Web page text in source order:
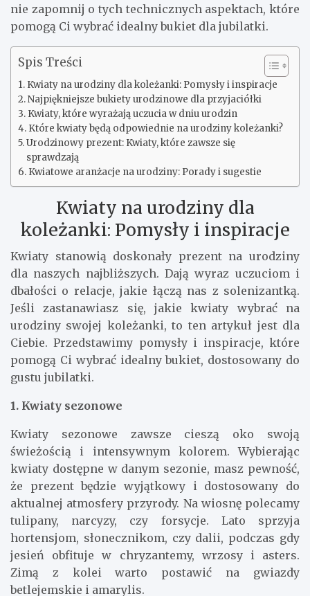
nie zapomnij o tych technicznych aspektach, które
pomogą Ci wybrać idealny bukiet dla jubilatki.
Spis Treści
Kwiaty na urodziny dla koleżanki: Pomysły i inspiracje
Najpiękniejsze bukiety urodzinowe dla przyjaciółki
Kwiaty, które wyrażają uczucia w dniu urodzin
Które kwiaty będą odpowiednie na urodziny koleżanki?
Urodzinowy prezent: Kwiaty, które zawsze się
sprawdzają
Kwiatowe aranżacje na urodziny: Porady i sugestie
Kwiaty na urodziny dla
koleżanki: Pomysły i inspiracje
Kwiaty stanowią doskonały prezent na urodziny
dla naszych najbliższych. Dają wyraz uczuciom i
dbałości o relacje, jakie łączą nas z solenizantką.
Jeśli zastanawiasz się, jakie kwiaty wybrać na
urodziny swojej koleżanki, to ten artykuł jest dla
Ciebie. Przedstawimy pomysły i inspiracje, które
pomogą Ci wybrać idealny bukiet, dostosowany do
gustu jubilatki.
1. Kwiaty sezonowe
Kwiaty sezonowe zawsze cieszą oko swoją
świeżością i intensywnym kolorem. Wybierając
kwiaty dostępne w danym sezonie, masz pewność,
że prezent będzie wyjątkowy i dostosowany do
aktualnej atmosfery przyrody. Na wiosnę polecamy
tulipany, narcyzy, czy forsycje. Lato sprzyja
hortensjom, słonecznikom, czy dalii, podczas gdy
jesień obfituje w chryzantemy, wrzosy i asters.
Zimą z kolei warto postawić na gwiazdy
betlejemskie i amarylis.